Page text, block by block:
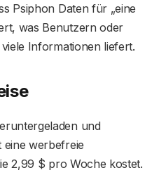
Psiphon Daten für „eine
was Benutzern oder
Informationen liefert.
und
eine werbefreie
2,99 $ pro Woche kostet.